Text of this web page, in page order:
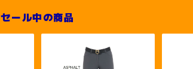
セール中の商品